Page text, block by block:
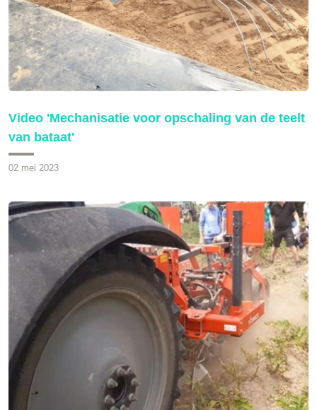
Video 'Mechanisatie voor opschaling van de teelt
van bataat'
02 mei 2023